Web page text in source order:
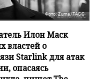
Фото: Zuma/ТАСС
Илон Маск
властей о
Starlink для атак
опасаясь